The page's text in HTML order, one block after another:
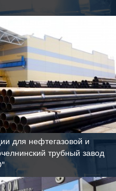
для нефтегазовой и
трубный завод